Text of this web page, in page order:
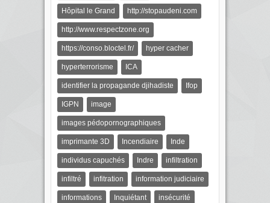
Hôpital le Grand http://stopaudeni.com
http://www.respectzone.org
https://conso.bloctel.fr/ hyper cacher
hyperterrorisme ICA
identifier la propagande djihadiste Ifop
IGPN image
images pédopornographiques
imprimante 3D Incendiaire Inde
individus capuchés Indre infiltration
infiltré infitration information judiciaire
informations Inquiétant insécurité